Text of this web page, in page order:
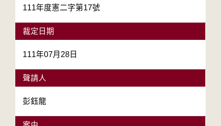
111年度憲二字第17號
裁定日期
111年07月28日
聲請人
彭鈺龍